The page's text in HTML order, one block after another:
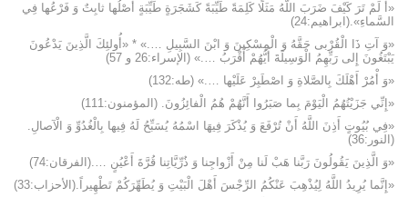
«أَ لَمْ تَرَ كَيْفَ ضَرَبَ اللَّهُ مَثَلًا كَلِمَةً طَيِّبَةً كَشَجَرَةٍ طَيِّبَةٍ أَصْلُها ثابِتٌ وَ فَرْعُها فِي
السَّماءِ».(ابراهیم:24)
«وَ آتِ ذَا الْقُرْبى حَقَّهُ وَ الْمِسْكِينَ وَ ابْنَ السَّبِيلِ ….» * «أُولئِكَ الَّذِينَ يَدْعُونَ
يَبْتَغُونَ إِلى رَبِّهِمُ الْوَسِيلَةَ أَيُّهُمْ أَقْرَبُ ….» (الإسراء:26 و 57)
«وَ أْمُرْ أَهْلَكَ بِالصَّلاةِ وَ اصْطَبِرْ عَلَيْها ….» (طه:132)
«إِنِّي جَزَيْتُهُمُ الْيَوْمَ بِما صَبَرُوا أَنَّهُمْ هُمُ الْفائِزُونَ. (المؤمنون:111)
«فِي بُيُوتٍ أَذِنَ اللَّهُ أَنْ تُرْفَعَ وَ يُذْكَرَ فِيهَا اسْمُهُ يُسَبِّحُ لَهُ فِيها بِالْغُدُوِّ وَ الْآصالِ.
(النور:36)
«وَ الَّذِينَ يَقُولُونَ رَبَّنا هَبْ لَنا مِنْ أَزْواجِنا وَ ذُرِّيَّاتِنا قُرَّةَ أَعْيُنٍ ….(الفرقان:74)
«إِنَّما يُرِيدُ اللَّهُ لِيُذْهِبَ عَنْكُمُ الرِّجْسَ أَهْلَ الْبَيْتِ وَ يُطَهِّرَكُمْ تَطْهِيراً.(الأحزاب:33)